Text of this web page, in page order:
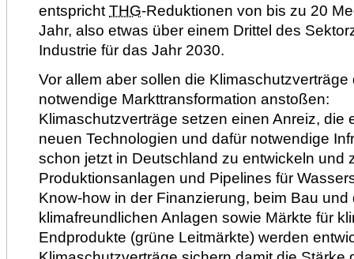
entspricht THG-Reduktionen von bis zu 20
Jahr, also etwas über einem Drittel des
Industrie für das Jahr 2030.
Vor allem aber sollen die Klimaschutzverträge
notwendige Markttransformation anstoßen:
Klimaschutzverträge setzen einen Anreiz, die
neuen Technologien und dafür notwendige
schon jetzt in Deutschland zu entwickeln und
Produktionsanlagen und Pipelines für
Know-how in der Finanzierung, beim Bau und
klimafreundlichen Anlagen sowie Märkte für
Endprodukte (grüne Leitmärkte) werden